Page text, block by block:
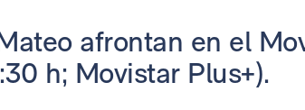
afrontan en el
h; Movistar Plus+).